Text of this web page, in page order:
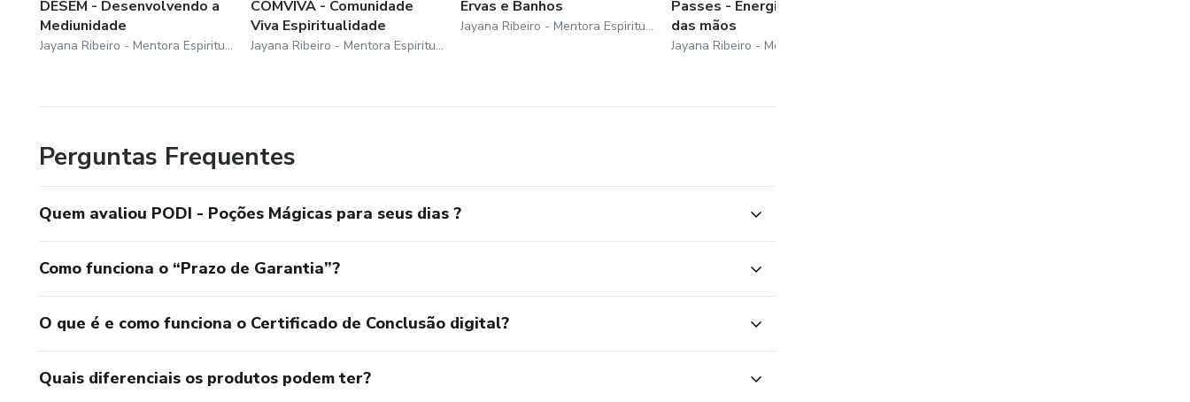
DESEM - Desenvolvendo a
Mediunidade
Jayana Ribeiro - Mentora Espiritual
COMVIVA - Comunidade
Viva Espiritualidade
Jayana Ribeiro - Mentora Espiritual
Ervas e Banhos
Jayana Ribeiro - Mentora Espiritual
Passes - Energia que sai
das mãos
Perguntas Frequentes
Quem avaliou PODI - Poções Mágicas para seus dias ?
Como funciona o “Prazo de Garantia”?
O que é e como funciona o Certificado de Conclusão digital?
Quais diferenciais os produtos podem ter?